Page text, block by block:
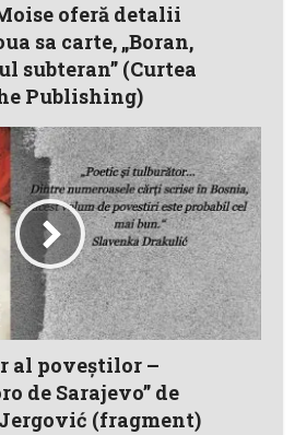
oferă detalii
sa carte, „Boran,
subteran” (Curtea
Publishing)
al poveştilor –
de Sarajevo” de
(fragment)